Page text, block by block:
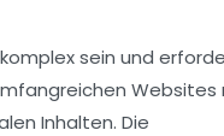
sein und
Websites
Inhalten. Die